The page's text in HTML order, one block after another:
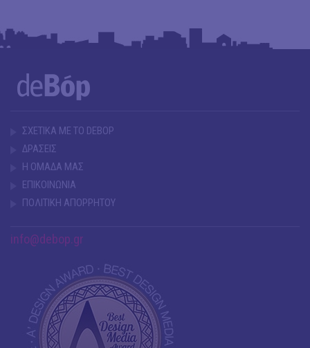
ΣΧΕΤΙΚΑ ΜΕ ΤΟ DEBOP
ΔΡΑΣΕΙΣ
Η ΟΜΑΔΑ ΜΑΣ
ΕΠΙΚΟΙΝΩΝΙΑ
ΠΟΛΙΤΙΚΗ ΑΠΟΡΡΗΤΟΥ
info@debop.gr